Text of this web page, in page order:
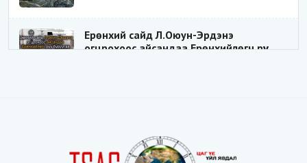
Ерөнхий сайд Л.Оюун-Эрдэнэ
огцрохоос айсандаа Ерөнхийлөгч рүү